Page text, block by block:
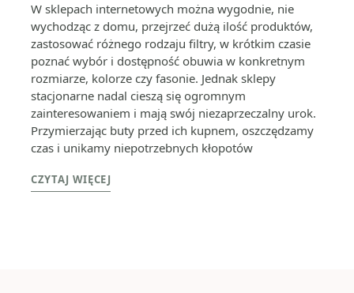
W sklepach internetowych można wygodnie, nie
wychodząc z domu, przejrzeć dużą ilość produktów,
zastosować różnego rodzaju filtry, w krótkim czasie
poznać wybór i dostępność obuwia w konkretnym
rozmiarze, kolorze czy fasonie. Jednak sklepy
stacjonarne nadal cieszą się ogromnym
zainteresowaniem i mają swój niezaprzeczalny urok.
Przymierzając buty przed ich kupnem, oszczędzamy
czas i unikamy niepotrzebnych kłopotów
CZYTAJ WIĘCEJ